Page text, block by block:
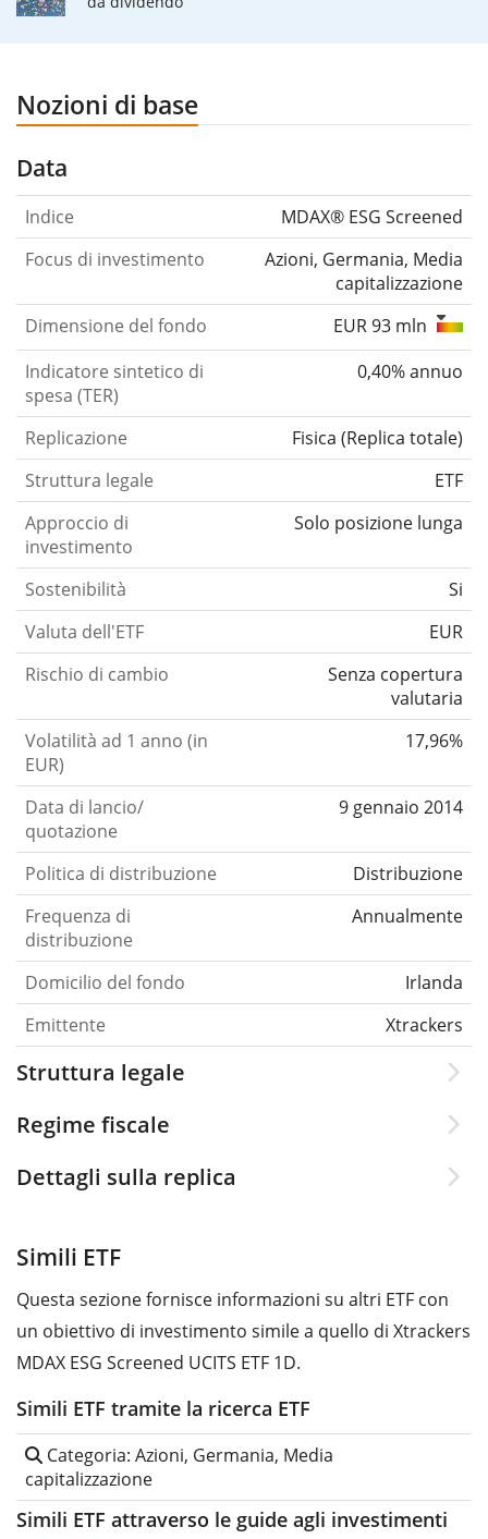
Nozioni di base
Data
Indice
MDAX® ESG Screened
Focus di investimento
Azioni, Germania, Media
capitalizzazione
Dimensione del fondo
EUR 93 mln
Indicatore sintetico di
spesa (TER)
0,40% annuo
Replicazione Fisica (Replica totale)
Struttura legale
ETF
Approccio di
investimento
Solo posizione lunga
Sostenibilità
Si
Valuta dell'ETF
EUR
Rischio di cambio
Senza copertura
valutaria
Volatilità ad 1 anno (in
EUR)
17,96%
Data di lancio/
quotazione
9 gennaio 2014
Politica di distribuzione
Distribuzione
Frequenza di
distribuzione
Annualmente
Domicilio del fondo
Irlanda
Emittente
Xtrackers
Struttura legale
Regime fiscale
Dettagli sulla replica
Simili ETF
Questa sezione fornisce informazioni su altri ETF con
un obiettivo di investimento simile a quello di Xtrackers
MDAX ESG Screened UCITS ETF 1D.
Simili ETF tramite la ricerca ETF
Categoria: Azioni, Germania, Media
capitalizzazione
Simili ETF attraverso le guide agli investimenti